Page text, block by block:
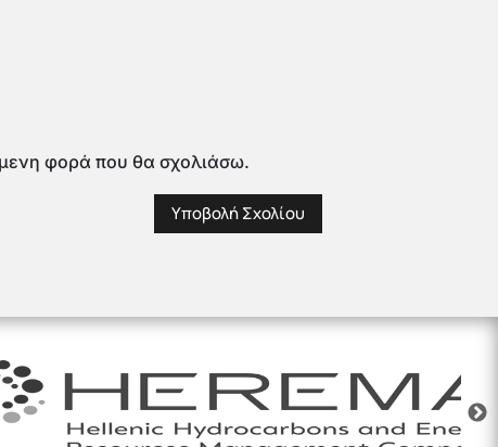
φορά που θα σχολιάσω.
Υποβολή Σχολίου